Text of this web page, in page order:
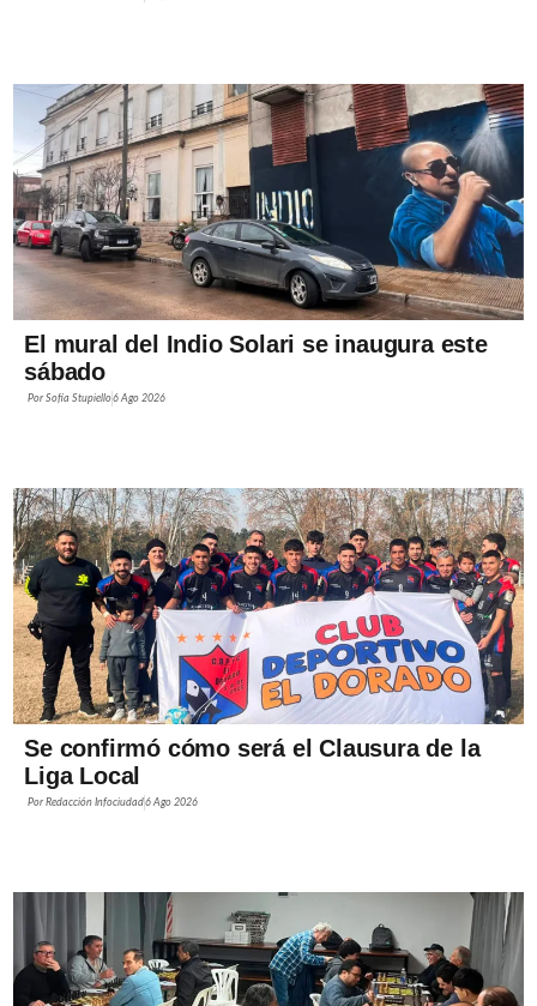
El mural del Indio Solari se inaugura este
sábado
PorSofía Stupiello6 Ago 2026
Se confirmó cómo será el Clausura de la
Liga Local
PorRedacción Infociudad6 Ago 2026